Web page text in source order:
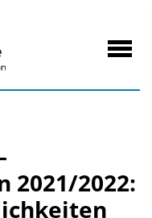
2021/2022: